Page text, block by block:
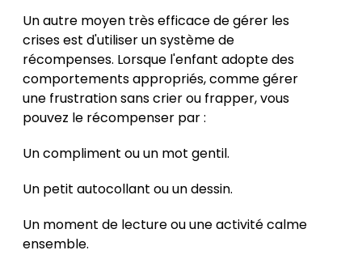
Un autre moyen très efficace de gérer les
crises est d'utiliser un système de
récompenses. Lorsque l'enfant adopte des
comportements appropriés, comme gérer
une frustration sans crier ou frapper, vous
pouvez le récompenser par :
Un compliment ou un mot gentil.
Un petit autocollant ou un dessin.
Un moment de lecture ou une activité calme
ensemble.